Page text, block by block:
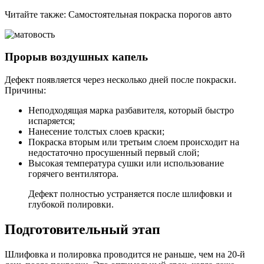
Читайте также: Самостоятельная покраска порогов авто
Прорыв воздушных капель
Дефект появляется через несколько дней после покраски.
Причины:
Неподходящая марка разбавителя, который быстро
испаряется;
Нанесение толстых слоев краски;
Покраска вторым или третьим слоем происходит на
недостаточно просушенный первый слой;
Высокая температура сушки или использование
горячего вентилятора.
Дефект полностью устраняется после шлифовки и
глубокой полировки.
Подготовительный этап
Шлифовка и полировка проводится не раньше, чем на 20-й